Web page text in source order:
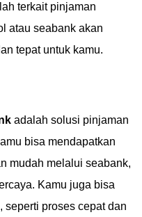
terkait pinjaman
atau seabank akan
tepat untuk kamu.
adalah solusi pinjaman
bisa mendapatkan
mudah melalui seabank,
Kamu juga bisa
seperti proses cepat dan